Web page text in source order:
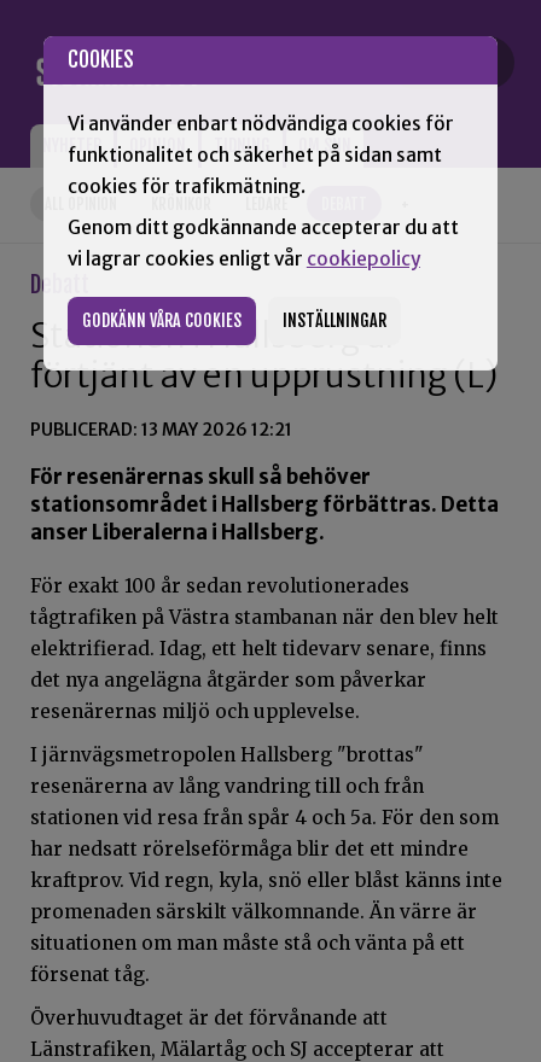
COOKIES
Vi använder enbart nödvändiga cookies för
funktionalitet och säkerhet på sidan samt
cookies för trafikmätning.
Genom ditt godkännande accepterar du att
vi lagrar cookies enligt vår cookiepolicy
GODKÄNN VÅRA COOKIES INSTÄLLNINGAR
NYHETER OPINION TIDNING OM SNN
Debatt
Stationen i Hallsberg är
förtjänt av en upprustning (L)
PUBLICERAD: 13 MAY 2026 12:21
För resenärernas skull så behöver
stationsområdet i Hallsberg förbättras. Detta
anser Liberalerna i Hallsberg.
För exakt 100 år sedan revolutionerades
tågtrafiken på Västra stambanan när den blev helt
elektrifierad. Idag, ett helt tidevarv senare, finns
det nya angelägna åtgärder som påverkar
resenärernas miljö och upplevelse.
I järnvägsmetropolen Hallsberg "brottas"
resenärerna av lång vandring till och från
stationen vid resa från spår 4 och 5a. För den som
har nedsatt rörelseförmåga blir det ett mindre
kraftprov. Vid regn, kyla, snö eller blåst känns inte
promenaden särskilt välkomnande. Än värre är
situationen om man måste stå och vänta på ett
försenat tåg.
Överhuvudtaget är det förvånande att
Länstrafiken, Mälartåg och SJ accepterar att